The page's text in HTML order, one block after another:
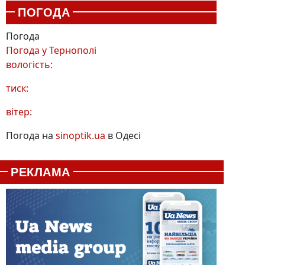
ПОГОДА
Погода
Погода уТернополі
вологість:
тиск:
вітер:
Погода на sinoptik.ua в Одесі
РЕКЛАМА